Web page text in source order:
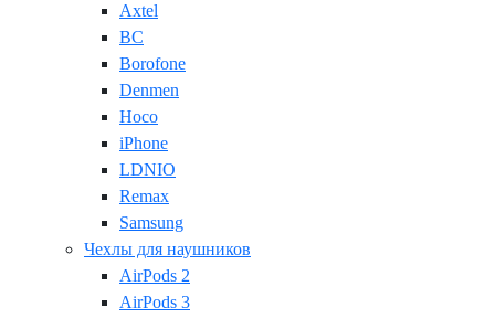
Axtel
BC
Borofone
Denmen
Hoco
iPhone
LDNIO
Remax
Samsung
Чехлы для наушников
AirPods 2
AirPods 3